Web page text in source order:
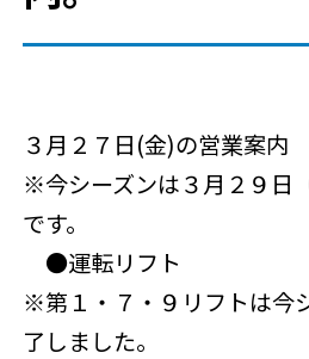
３月２７日(金)の営業案内
※今シーズンは３月２９日
です。
●運転リフト
※第１・７・９リフトは今
了しました。